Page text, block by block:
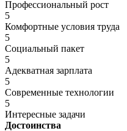
Профессиональный рост
5
Комфортные условия труда
5
Социальный пакет
5
Адекватная зарплата
5
Современные технологии
5
Интересные задачи
Достоинства